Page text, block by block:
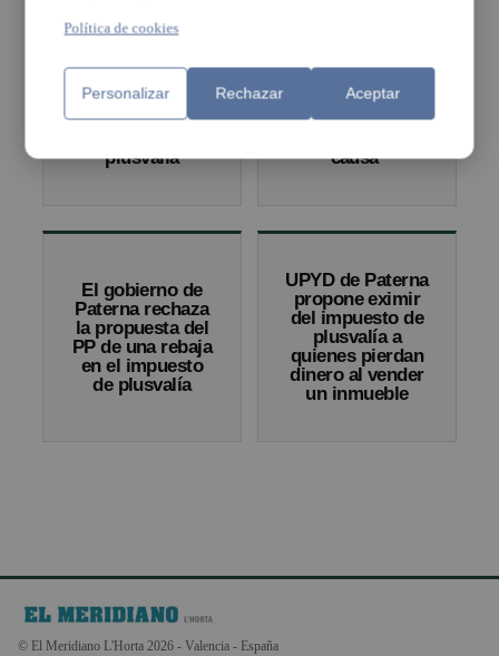
Mislata rechaza
una propuesta
del PP para
bonificar el
plusvalía
el porcentaje de
bonificación en
la plusvalía de
transmisión de
causa’
El gobierno de
Paterna rechaza
la propuesta del
PP de una rebaja
en el impuesto
de plusvalía
UPYD de Paterna
propone eximir
del impuesto de
plusvalía a
quienes pierdan
dinero al vender
un inmueble
© El Meridiano L'Horta 2026 - Valencia - España
Política de cookies
Personalizar Rechazar Aceptar